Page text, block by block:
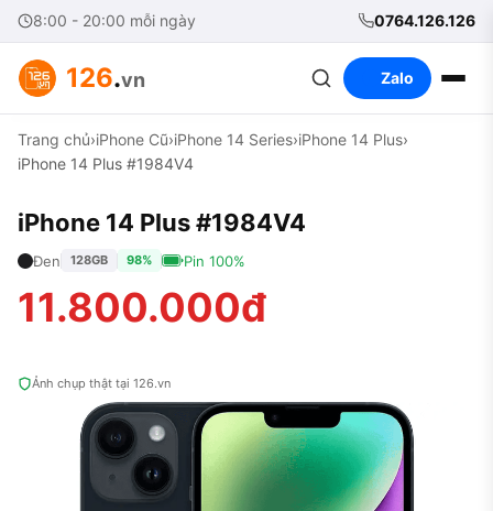
8:00 - 20:00 mỗi ngày 0764.126.126
126.vn Zalo
Trang chủ›iPhone Cũ›iPhone 14 Series›iPhone 14 Plus›
iPhone 14 Plus #1984V4
Ảnh chụp thật tại 126.vn
iPhone 14 Plus #1984V4
Đen 128GB 98% Pin 100%
11.800.000đ